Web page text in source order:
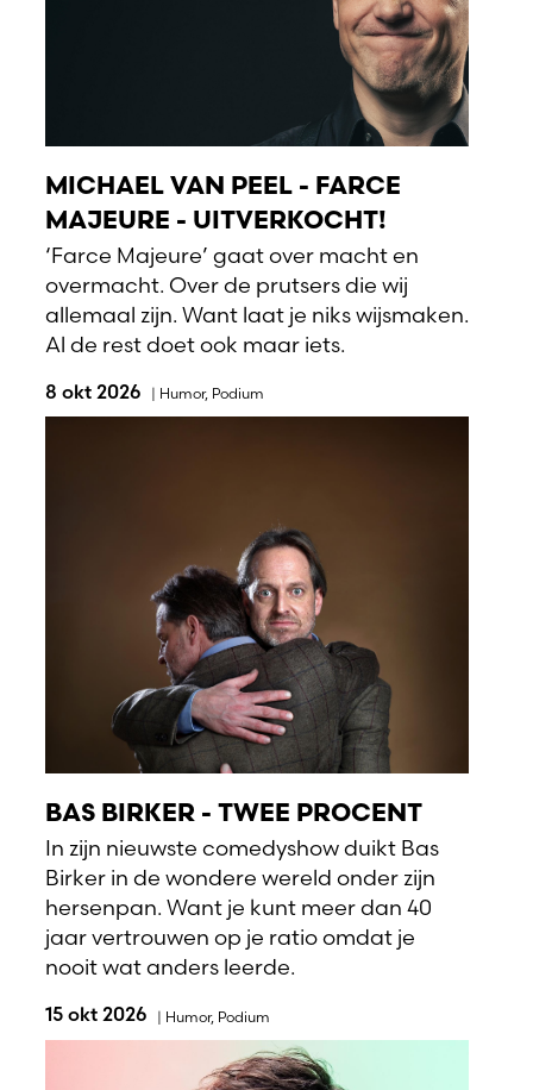
MICHAEL VAN PEEL - FARCE
MAJEURE - UITVERKOCHT!
‘Farce Majeure’ gaat over macht en
overmacht. Over de prutsers die wij
allemaal zijn. Want laat je niks wijsmaken.
Al de rest doet ook maar iets.
8 okt 2026 | Humor, Podium
BAS BIRKER - TWEE PROCENT
In zijn nieuwste comedyshow duikt Bas
Birker in de wondere wereld onder zijn
hersenpan. Want je kunt meer dan 40
jaar vertrouwen op je ratio omdat je
nooit wat anders leerde.
15 okt 2026 | Humor, Podium